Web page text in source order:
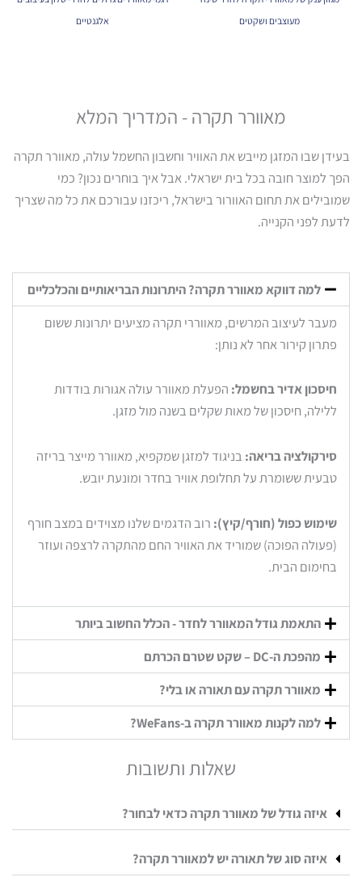
מעוצבים ושקטים
אלגנטיים
מאוורר תקרה - המדריך המלא
בעידן שבו המזגן מייבש את האוויר וחשבון החשמל עולה, מאוורר תקרה
הפך למוצר חובה בכל בית ישראלי. אבל איך בוחרים נכון? כמי
שמובילים את תחום האוורור בישראל, ריכזנו עבורכם את כל מה שצריך
לדעת לפני הקנייה.
למה דווקא מאוורר תקרה? היתרונות הבריאותיים והכלכליים
מעבר לעיצוב המרשים, מאווררי תקרה מציעים יתרונות ששום
פתרון קירור אחר לא נותן:
חיסכון אדיר בחשמל: הפעלת מאוורר עולה אגורות בודדות
ללילה, חיסכון של מאות שקלים בשנה מול מזגן.
סירקולציה בריאה: בניגוד למזגן שמקפיא, מאוורר מייצר בריזה
טבעית ששומרת על תחלופת אוויר בחדר ומונעת יובש.
שימוש כפול (חורף/קיץ): רוב הדגמים שלנו מצוידים במצב חורף
(פעולה הפוכה) שמוריד את האוויר החם מהתקרה לרצפה ועוזר
בחימום הבית.
התאמת גודל המאוורר לחדר - הכלל החשוב ביותר
מהפכת ה-DC – שקט שטרם הכרתם
מאוורר תקרה עם תאורה או בלי?
למה לקנות מאוורר תקרה ב-WeFans?
שאלות ותשובות
איזה גודל של מאוורר תקרה כדאי לבחור?
איזה סוג של תאורה יש למאוורר תקרה?